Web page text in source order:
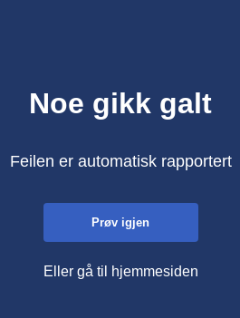
Noe gikk galt
Feilen er automatisk rapportert
Prøv igjen
Eller gå til hjemmesiden